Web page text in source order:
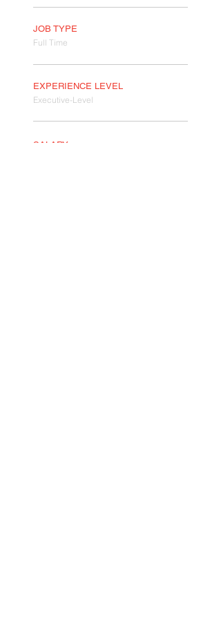
JOB TYPE
Full Time
EXPERIENCE LEVEL
Executive-Level
SALARY